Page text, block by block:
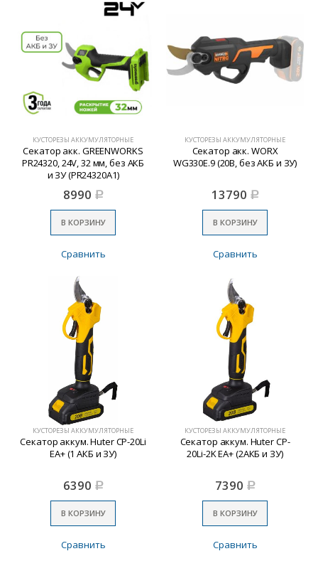
КУСТОРЕЗЫ АККУМУЛЯТОРНЫЕ
Секатор акк. GREENWORKS
PR24320, 24V, 32 мм, без АКБ
и ЗУ (PR24320A1)
8990 Р
В КОРЗИНУ
Сравнить
КУСТОРЕЗЫ АККУМУЛЯТОРНЫЕ
Секатор акк. WORX
WG330E.9 (20В, без АКБ и ЗУ)
13790 Р
В КОРЗИНУ
Сравнить
КУСТОРЕЗЫ АККУМУЛЯТОРНЫЕ
Секатор аккум. Huter CP-20Li
EA+ (1 АКБ и ЗУ)
6390 Р
В КОРЗИНУ
Сравнить
КУСТОРЕЗЫ АККУМУЛЯТОРНЫЕ
Секатор аккум. Huter CP-
20Li-2K EA+ (2АКБ и ЗУ)
7390 Р
В КОРЗИНУ
Сравнить